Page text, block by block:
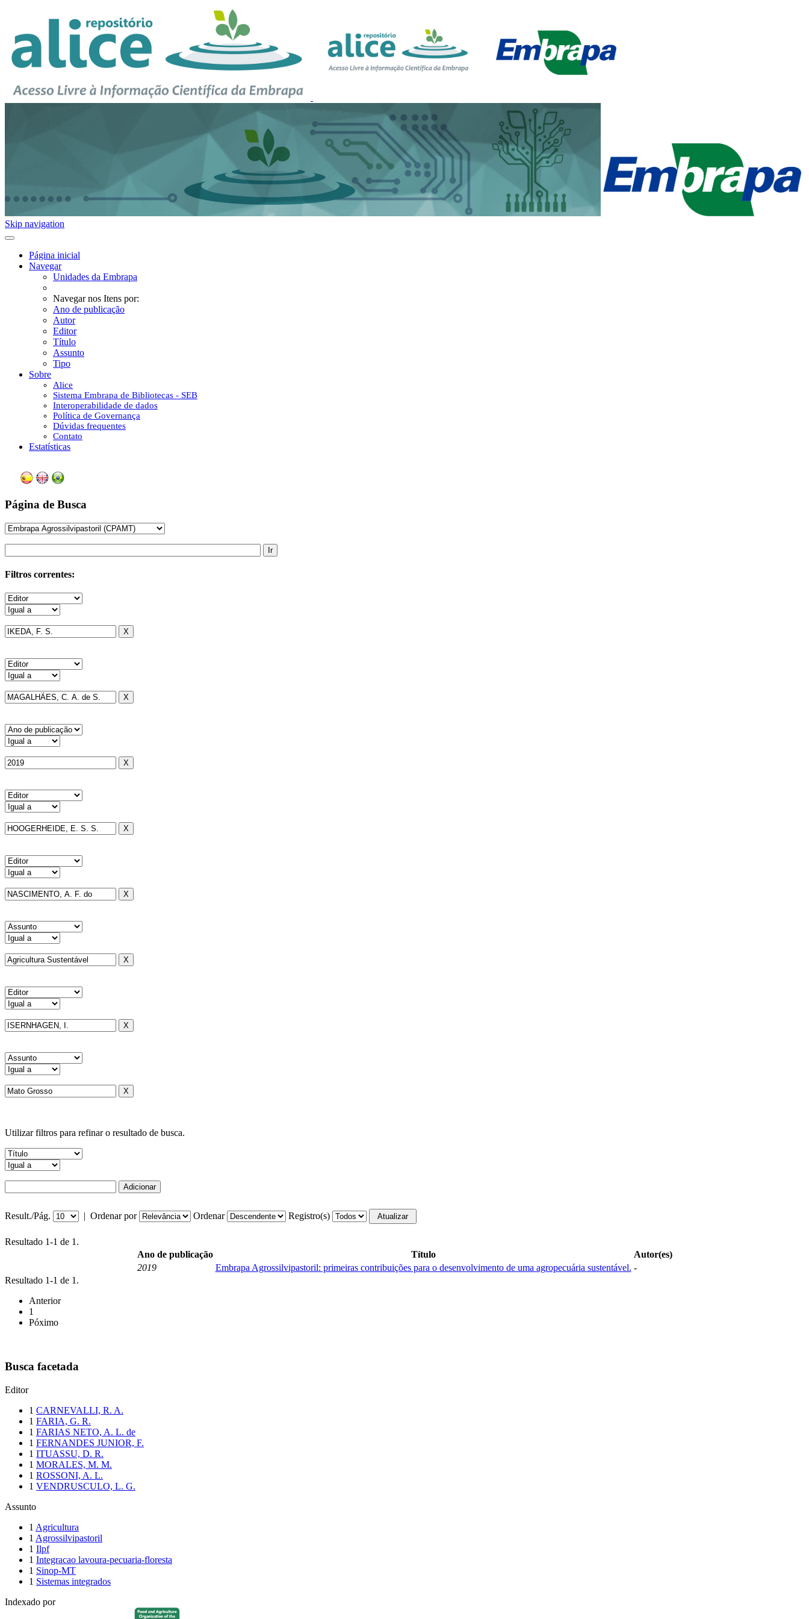
Skip navigation
Página inicial
Navegar
Unidades da Embrapa
Navegar nos Itens por:
Ano de publicação
Autor
Editor
Título
Assunto
Tipo
Sobre
Alice
Sistema Embrapa de Bibliotecas - SEB
Interoperabilidade de dados
Política de Governança
Dúvidas frequentes
Contato
Estatísticas
Página de Busca
Filtros correntes:
Utilizar filtros para refinar o resultado de busca.
Result./Pág. | Ordenar por Ordenar Registro(s)
Resultado 1-1 de 1.
Ano de publicação
Título
Autor(es)
2019
Embrapa Agrossilvipastoril: primeiras contribuições para o desenvolvimento de uma agropecuária sustentável. -
Resultado 1-1 de 1.
Anterior
1
Póximo
Busca facetada
Editor
1 CARNEVALLI, R. A.
1 FARIA, G. R.
1 FARIAS NETO, A. L. de
1 FERNANDES JUNIOR, F.
1 ITUASSU, D. R.
1 MORALES, M. M.
1 ROSSONI, A. L.
1 VENDRUSCULO, L. G.
Assunto
1 Agricultura
1 Agrossilvipastoril
1 Ilpf
1 Integracao lavoura-pecuaria-floresta
1 Sinop-MT
1 Sistemas integrados
Indexado por